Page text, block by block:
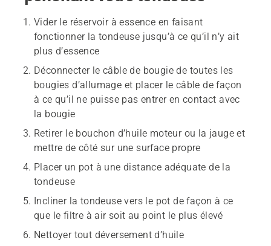
Vider le réservoir à essence en faisant
fonctionner la tondeuse jusqu’à ce qu’il n’y ait
plus d’essence
Déconnecter le câble de bougie de toutes les
bougies d’allumage et placer le câble de façon
à ce qu’il ne puisse pas entrer en contact avec
la bougie
Retirer le bouchon d’huile moteur ou la jauge et
mettre de côté sur une surface propre
Placer un pot à une distance adéquate de la
tondeuse
Incliner la tondeuse vers le pot de façon à ce
que le filtre à air soit au point le plus élevé
Nettoyer tout déversement d’huile